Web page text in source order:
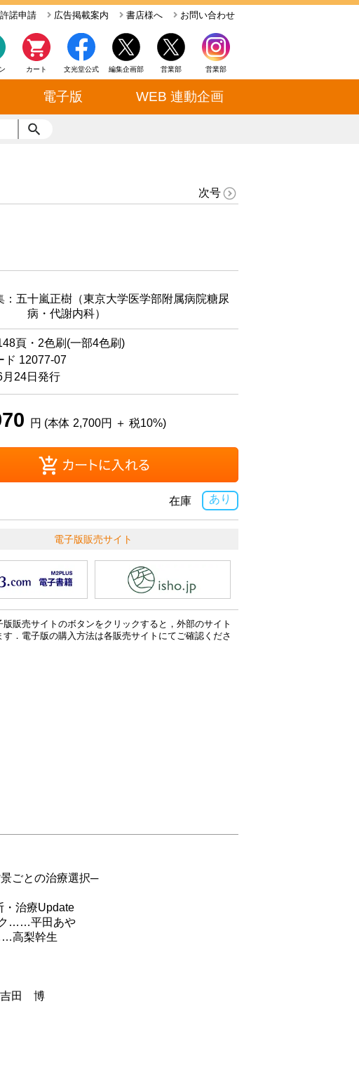
お問い合わせ
書店様へ
広告掲載案内
諾申請
営業部
営業部
編集企画部
文光堂公式
カート
電子版 WEB 連動企画
次号
：五十嵐正樹（東京大学医学部附属病院糖尿
病・代謝内科）
頁・2色刷(一部4色刷)
ド 12077-07
月24日発行
円 (本体 2,700円 ＋ 税10%)
あり
在庫
電子版販売サイト
版販売サイトのボタンをクリックすると，外部のサイト
す．電子版の購入方法は各販売サイトにてご確認くださ
ごとの治療選択─
治療Update
ク……平田あや
高梨幹生
吉田 博